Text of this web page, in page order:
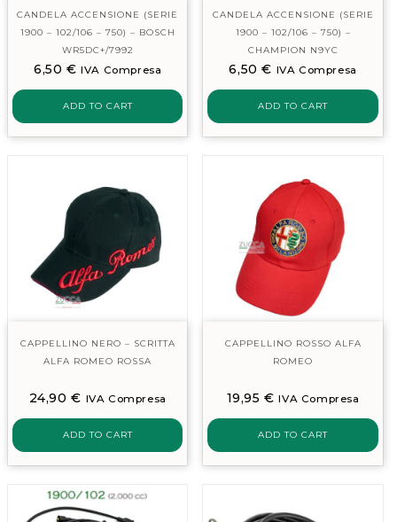
CANDELA ACCENSIONE (SERIE
1900 – 102/106 – 750) – BOSCH
WR5DC+/7992
6,50 € IVA Compresa
ADD TO CART
CANDELA ACCENSIONE (SERIE
1900 – 102/106 – 750) –
CHAMPION N9YC
6,50€ IVA Compresa
ADD TO CART
CAPPELLINO NERO – SCRITTA
ALFA ROMEO ROSSA
24,90€ IVA Compresa
ADD TO CART
CAPPELLINO ROSSO ALFA
ROMEO
19,95€ IVA Compresa
ADD TO CART